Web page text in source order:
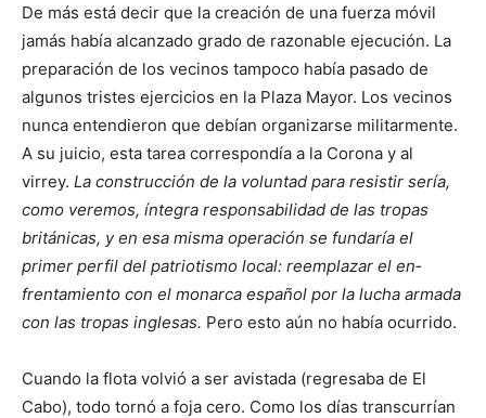
De más está decir que la creación de una fuerza móvil
jamás había alcan­zado grado de razonable ejecución. La
preparación de los vecinos tampoco había pasado de
algunos tristes ejercicios en la Plaza Mayor. Los vecinos
nun­ca entendieron que debían organizarse militarmente.
A su juicio, esta tarea correspondía a la Corona y al
virrey. La construcción de la voluntad para resistir sería,
como veremos, íntegra responsabilidad de las tropas
británicas, y en esa mis­ma operación se fundaría el
primer perfil del patriotismo local: reemplazar el en­
frentamiento con el monarca español por la lucha armada
con las tropas inglesas. Pero esto aún no había ocurrido.
Cuando la flota volvió a ser avistada (regresaba de El
Cabo), todo tornó a foja cero. Como los días transcurrían